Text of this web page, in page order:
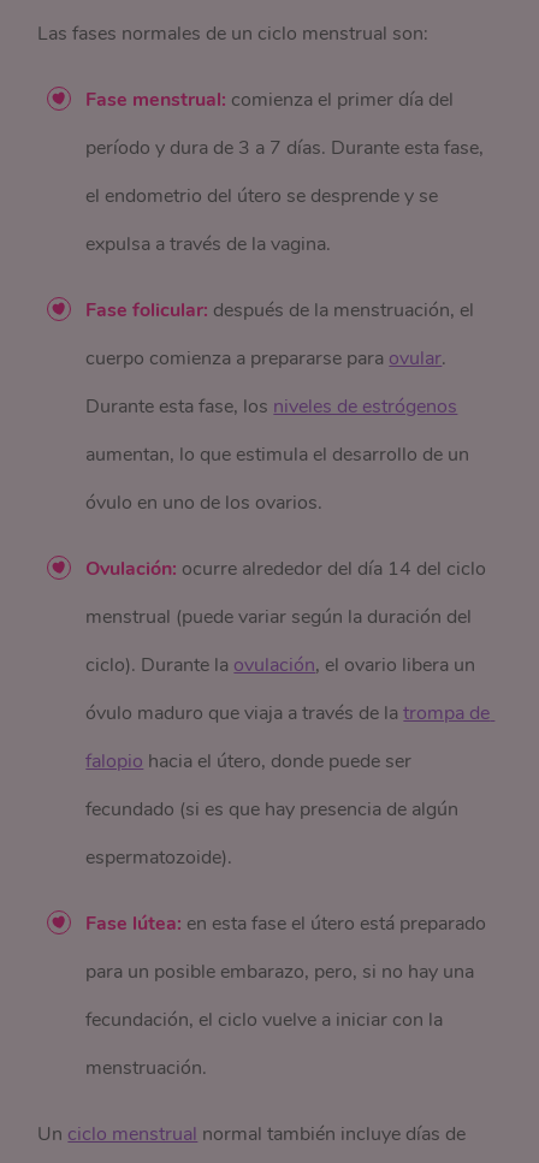
Las fases normales de un ciclo menstrual son:
Fase menstrual: comienza el primer día del
período y dura de 3 a 7 días. Durante esta fase,
el endometrio del útero se desprende y se
expulsa a través de la vagina.
Fase folicular: después de la menstruación, el
cuerpo comienza a prepararse para ovular.
Durante esta fase, los niveles de estrógenos
aumentan, lo que estimula el desarrollo de un
óvulo en uno de los ovarios.
Ovulación: ocurre alrededor del día 14 del ciclo
menstrual (puede variar según la duración del
ciclo). Durante la ovulación, el ovario libera un
óvulo maduro que viaja a través de latrompa de
falopio hacia el útero, donde puede ser
fecundado (si es que hay presencia de algún
espermatozoide).
Fase lútea: en esta fase el útero está preparado
para un posible embarazo, pero, si no hay una
fecundación, el ciclo vuelve a iniciar con la
menstruación.
Un ciclo menstrual normal también incluye días de